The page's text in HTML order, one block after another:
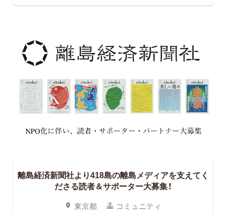
離島経済新聞社より418島の離島メディアを支えてく
ださる読者＆サポーター大募集！
東京都 コミュニティ